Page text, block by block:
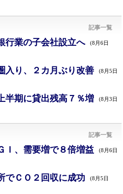
記事一覧
行業の子会社設立へ (8月6日
入り、２カ月ぶり改善 (8月5日
半期に貸出残高７％増 (8月3日
記事一覧
Ｉ、需要増で８倍増益 (8月6日
でＣＯ２回収に成功 (8月5日